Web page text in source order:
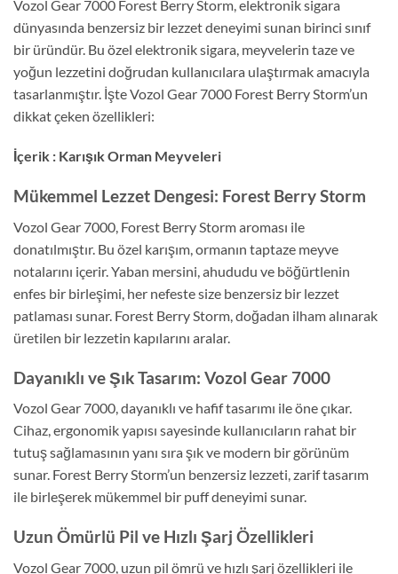
Vozol Gear 7000 Forest Berry Storm, elektronik sigara
dünyasında benzersiz bir lezzet deneyimi sunan birinci sınıf
bir üründür. Bu özel elektronik sigara, meyvelerin taze ve
yoğun lezzetini doğrudan kullanıcılara ulaştırmak amacıyla
tasarlanmıştır. İşte Vozol Gear 7000 Forest Berry Storm’un
dikkat çeken özellikleri:
İçerik : Karışık Orman Meyveleri
Mükemmel Lezzet Dengesi: Forest Berry Storm
Vozol Gear 7000, Forest Berry Storm aroması ile
donatılmıştır. Bu özel karışım, ormanın taptaze meyve
notalarını içerir. Yaban mersini, ahududu ve böğürtlenin
enfes bir birleşimi, her nefeste size benzersiz bir lezzet
patlaması sunar. Forest Berry Storm, doğadan ilham alınarak
üretilen bir lezzetin kapılarını aralar.
Dayanıklı ve Şık Tasarım: Vozol Gear 7000
Vozol Gear 7000, dayanıklı ve hafif tasarımı ile öne çıkar.
Cihaz, ergonomik yapısı sayesinde kullanıcıların rahat bir
tutuş sağlamasının yanı sıra şık ve modern bir görünüm
sunar. Forest Berry Storm’un benzersiz lezzeti, zarif tasarım
ile birleşerek mükemmel bir puff deneyimi sunar.
Uzun Ömürlü Pil ve Hızlı Şarj Özellikleri
Vozol Gear 7000, uzun pil ömrü ve hızlı şarj özellikleri ile